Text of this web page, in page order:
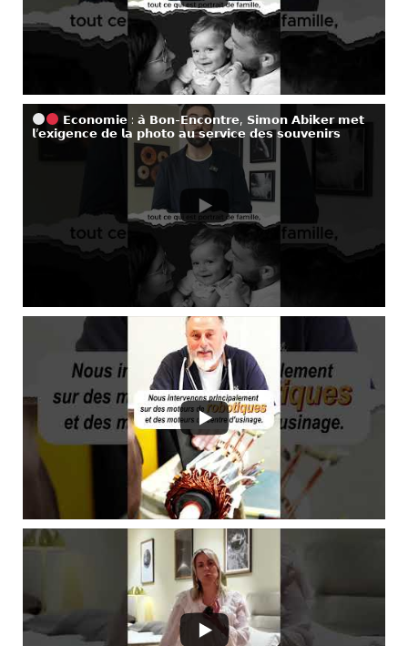
𝗘𝗰𝗼𝗻𝗼𝗺𝗶𝗲 : 𝗮̀ 𝗕𝗼𝗻-𝗘𝗻𝗰𝗼𝗻𝘁𝗿𝗲, 𝗦𝗶𝗺𝗼𝗻 𝗔𝗯𝗶𝗸𝗲𝗿 𝗺𝗲𝘁
𝗹’𝗲𝘅𝗶𝗴𝗲𝗻𝗰𝗲 𝗱𝗲 𝗹𝗮 𝗽𝗵𝗼𝘁𝗼 𝗮𝘂 𝘀𝗲𝗿𝘃𝗶𝗰𝗲 𝗱𝗲𝘀 𝘀𝗼𝘂𝘃𝗲𝗻𝗶𝗿𝘀